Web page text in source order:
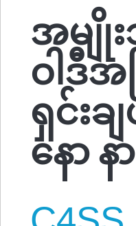
အမျို
ဝါဒီ
ရှင်း
နော န